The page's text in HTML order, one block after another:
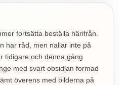
fortsätta beställa härifrån.
har råd, men nallar inte på
tidigare och denna gång
med svart obsidian formad
överens med bilderna på